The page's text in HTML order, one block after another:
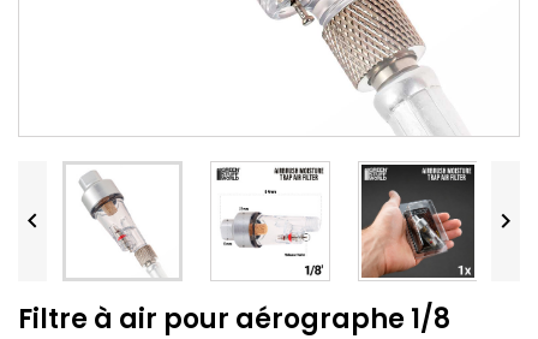
 
Filtre à air pour aérographe 1/8